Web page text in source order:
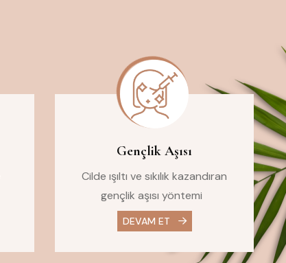
Gençlik Aşısı
Cilde ışıltı ve sıkılık kazandıran
gençlik aşısı yöntemi
DEVAM ET